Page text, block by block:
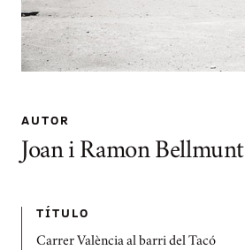
AUTOR
Joan i Ramon Bellmunt
TÍTULO
Carrer València al barri del Tacó